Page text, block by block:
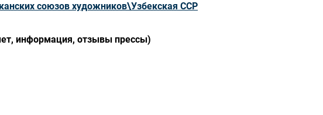
союзов художников\Узбекская ССР
информация, отзывы прессы)